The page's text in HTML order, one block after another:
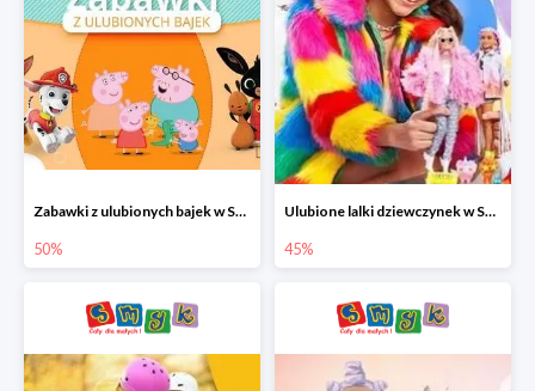
Zabawki z ulubionych bajek w Smyku do -50%
50%
Ulubione lalki dziewczynek w Smyku do -45%
45%